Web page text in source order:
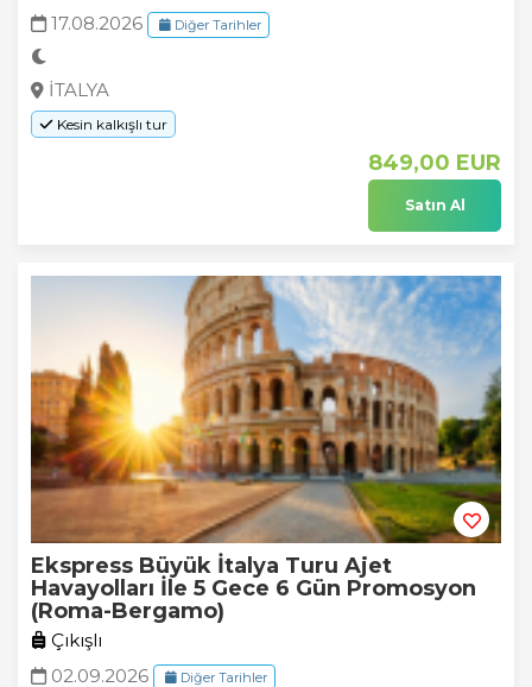
17.08.2026
Diğer Tarihler
İTALYA
Kesin kalkışlı tur
849,00 EUR
Satın Al
Ekspress Büyük İtalya Turu Ajet
Havayolları İle 5 Gece 6 Gün Promosyon
(Roma-Bergamo)
Çıkışlı
02.09.2026
Diğer Tarihler